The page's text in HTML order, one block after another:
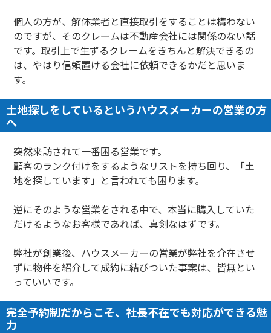
個人の方が、解体業者と直接取引をすることは構わない
のですが、そのクレームは不動産会社には関係のない話
です。取引上で生ずるクレームをきちんと解決できるの
は、やはり信頼置ける会社に依頼できるかだと思いま
す。
土地探しをしているというハウスメーカーの営業の方
へ
突然来訪されて一番困る営業です。
顧客のランク付けをするようなリストを持ち回り、「土
地を探しています」と言われても困ります。
逆にそのような営業をされる中で、本当に購入していた
だけるようなお客様であれば、真剣なはずです。
弊社が創業後、ハウスメーカーの営業が弊社を介在させ
ずに物件を紹介して成約に結びついた事案は、皆無とい
っていいです。
完全予約制だからこそ、社長不在でも対応ができる魅
力